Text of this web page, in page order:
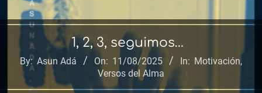
1, 2, 3, seguimos…
By: Asun Adá On: 11/08/2025 In: Motivación,
Versos del Alma